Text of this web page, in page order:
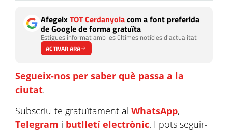
AfegeixTOT Cerdanyolacom a font preferida
de Google de forma gratuïta
Estigues informat amb les últimes notícies d'actualitat
ACTIVAR ARA
Segueix-nos per saber què passa a la
ciutat.
Subscriu-te gratuïtament al WhatsApp,
Telegram i butlletí electrònic. I pots seguir-